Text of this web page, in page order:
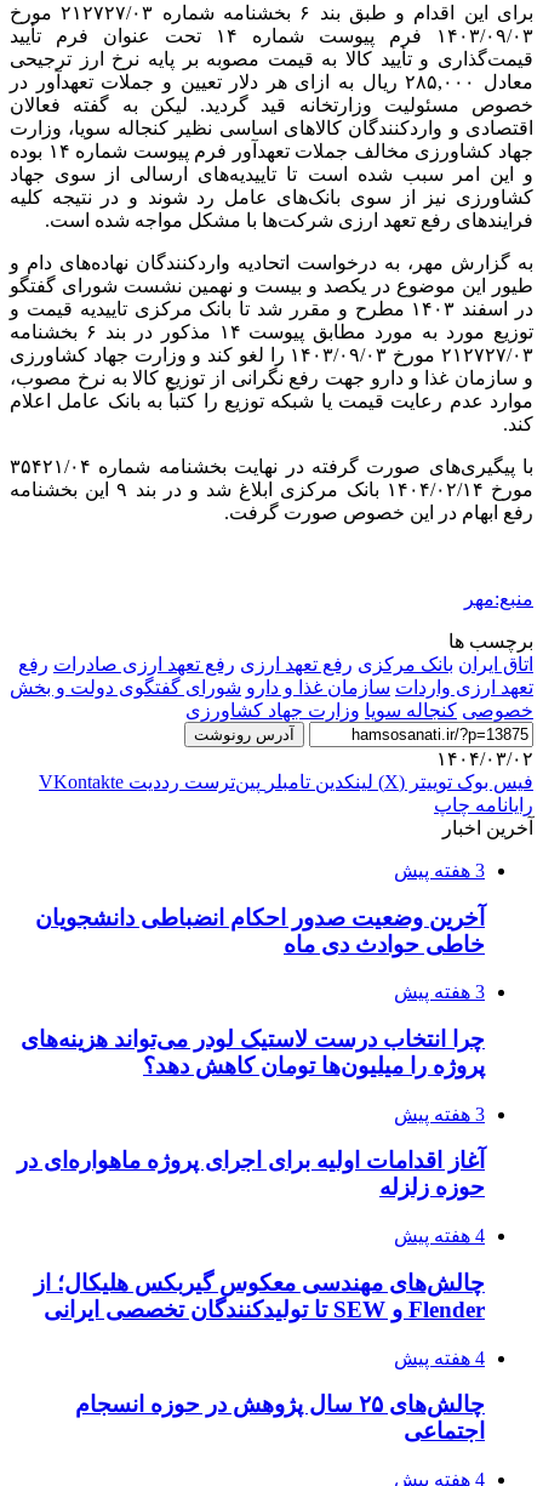
برای این اقدام و طبق بند ۶ بخشنامه شماره ۲۱۲۷۲۷/۰۳ مورخ
۱۴۰۳/۰۹/۰۳
فرم پیوست شماره ۱۴ تحت عنوان فرم تأیید
قیمت‌گذاری و تأیید کالا به قیمت مصوبه بر پایه نرخ ارز ترجیحی
معادل
۲۸۵,۰۰۰ریال به ازای هر دلار تعیین و جملات تعهدآور در
خصوص مسئولیت وزارتخانه قید گردید. لیکن به گفته فعالان
اقتصادی و واردکنندگان کالاهای اساسی نظیر کنجاله سویا، وزارت
جهاد کشاورزی مخالف جملات تعهدآور فرم پیوست شماره ۱۴ بوده
و این امر سبب شده است تا تاییدیه‌های ارسالی از سوی جهاد
کشاورزی نیز از سوی بانک‌های عامل رد شوند و در نتیجه کلیه
فرایندهای رفع تعهد ارزی شرکت‌ها با مشکل مواجه شده است.
به گزارش مهر، به درخواست اتحادیه واردکنندگان نهاده‌های دام و
طیور این موضوع در یکصد و بیست و نهمین نشست شورای گفتگو
در اسفند ۱۴۰۳ مطرح و مقرر شد تا بانک مرکزیتاییدیه قیمت و
توزیع مورد به مورد مطابق پیوست ۱۴ مذکور در بند ۶ بخشنامه
۲۱۲۷۲۷/۰۳ مورخ
۱۴۰۳/۰۹/۰۳ را لغو کند و وزارت جهاد کشاورزی
و سازمان غذا ودارو جهت رفع نگرانی از توزیع کالا به نرخ مصوب،
موارد عدم رعایت قیمت یا شبکه توزیع را کتباً به بانک عامل اعلام
کند.
با پیگیری‌های صورت گرفتهدر نهایت
بخشنامه شماره ۳۵۴۲۱/۰۴
مورخ ۱۴۰۴/۰۲/۱۴
بانک مرکزی ابلاغ شد و در بند ۹ این بخشنامه
رفع ابهام در این خصوص صورت گرفت.
منبع:مهر
برچسب ها
اتاق ایران بانک مرکزی رفع تعهد ارزی رفع تعهد ارزی صادرات رفع
تعهد ارزی واردات سازمان غذا و دارو شورای گفتگوی دولت و بخش
خصوصی کنجاله سویا وزارت جهاد کشاورزی
آدرس رونوشت
۱۴۰۴/۰۳/۰۲
فیس بوک توییتر (X) لینکدین ‫تامبلر ‫پین‌ترست ‫رددیت ‫VKontakte
رایانامه چاپ
آخرین اخبار
3 هفته پیش
آخرین وضعیت صدور احکام انضباطی دانشجویان
خاطی حوادث دی ماه
3 هفته پیش
چرا انتخاب درست لاستیک لودر می‌تواند هزینه‌های
پروژه را میلیون‌ها تومان کاهش دهد؟
3 هفته پیش
آغاز اقدامات اولیه برای اجرای پروژه ماهواره‌ای در
حوزه زلزله
4 هفته پیش
چالش‌های مهندسی معکوس گیربکس هلیکال؛ از
Flender و SEW تا تولیدکنندگان تخصصی ایرانی
4 هفته پیش
چالش‌های ۲۵ سال پژوهش در حوزه انسجام
اجتماعی
4 هفته پیش